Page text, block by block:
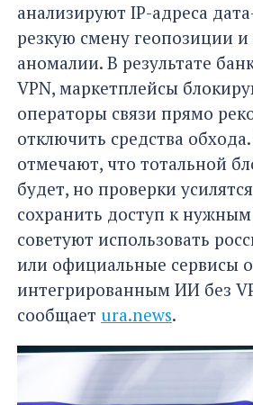
анализируют IP-адреса
резкую смену геопозиции
аномалии. В результате
VPN, маркетплейсы
операторы связи прямо
отключить средства
отмечают, что тотальной
будет, но проверки
сохранить доступ к нужным
советуют использовать
или официальные сервисы
интегрированным ИИ без
сообщает ura.news.